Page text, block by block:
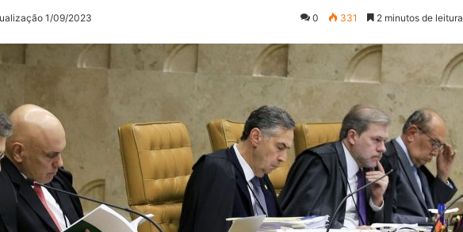
1/09/2023 0 331 2 minutos de leitura